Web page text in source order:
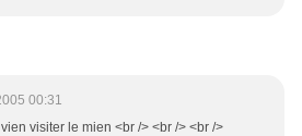
00:31
visiter le mien <br /> <br /> <br />